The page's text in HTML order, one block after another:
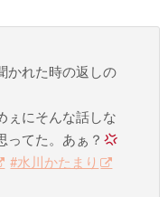
かれた時の返しの
ぇにそんな話しな
ってた。あぁ？
#水川かたまり